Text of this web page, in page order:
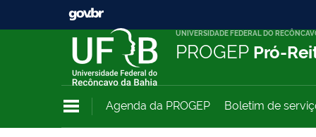
UNIVERSIDADE FEDERAL DO
PROGEP Pró-
Agenda da PROGEP Boletim de